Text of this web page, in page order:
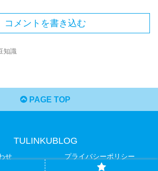
コメントを書き込む
知識
PAGE TOP
TULINKUBLOG
せ プライバシーポリシー